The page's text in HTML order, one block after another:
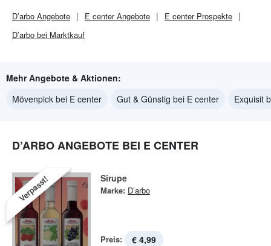
D’arbo Angebote E centerAngebote E centerProspekte
D’arbo bei Marktkauf
Mehr Angebote & Aktionen:
Mövenpick bei E center
Gut & Günstig bei E center Exquisit
D’ARBO ANGEBOTE BEI E CENTER
Verpasst! Sirupe
Marke: D’arbo
Preis: € 4,99